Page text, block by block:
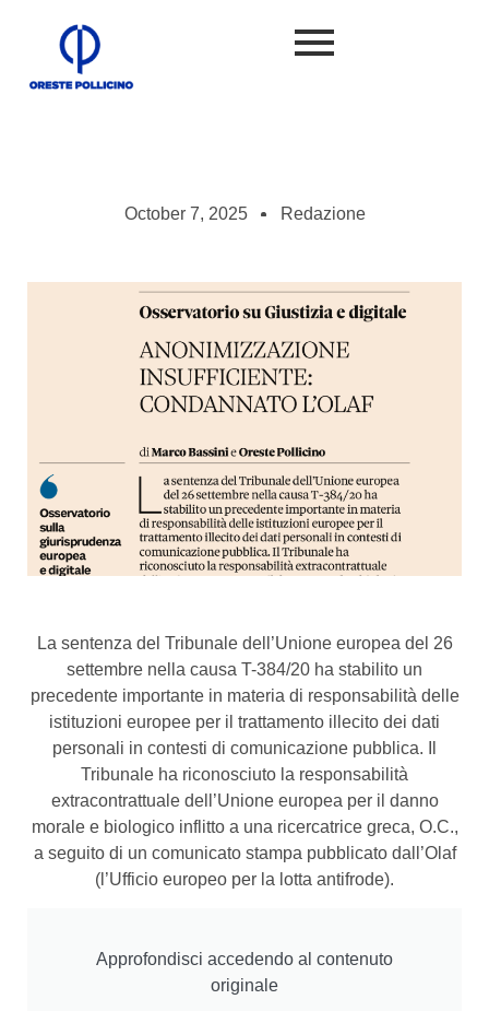
October 7, 2025 Redazione
La sentenza del Tribunale dell’Unione europea del 26
settembre nella causa T-384/20 ha stabilito un
precedente importante in materia di responsabilità delle
istituzioni europee per il trattamento illecito dei dati
personali in contesti di comunicazione pubblica. Il
Tribunale ha riconosciuto la responsabilità
extracontrattuale dell’Unione europea per il danno
morale e biologico inflitto a una ricercatrice greca, O.C.,
a seguito di un comunicato stampa pubblicato dall’Olaf
(l’Ufficio europeo per la lotta antifrode).
Approfondisci accedendo al contenuto
originale